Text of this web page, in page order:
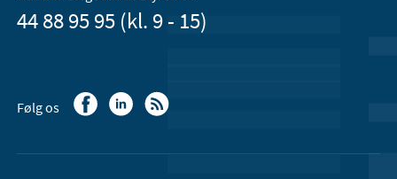
44 88 95 95 (kl. 9 - 15)
Følg os